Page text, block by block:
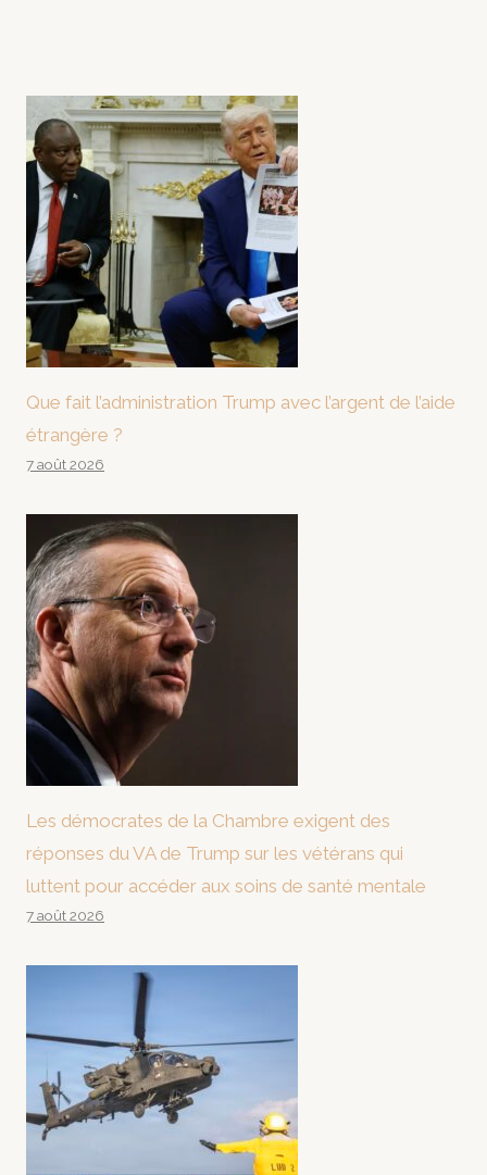
Que fait l’administration Trump avec l’argent de l’aide
étrangère ?
7 août 2026
Les démocrates de la Chambre exigent des
réponses du VA de Trump sur les vétérans qui
luttent pour accéder aux soins de santé mentale
7 août 2026